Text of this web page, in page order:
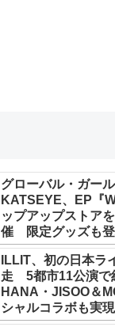
グローバル・ガー
KATSEYE、EP『
ップアップストア
催 限定グッズも
ILLIT、初の日本ラ
走 5都市11公演で
HANA・JISOO＆
シャルコラボも実現